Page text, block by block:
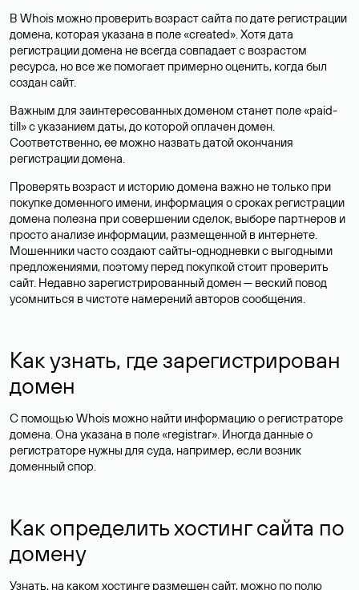
В Whois можно проверить возраст сайта по дате регистрации
домена, которая указана в поле «created». Хотя дата
регистрации домена не всегда совпадает с возрастом
ресурса, но все же помогает примерно оценить, когда был
создан сайт.
Важным для заинтересованных доменом станет поле «paid-
till» с указанием даты, до которой оплачен домен.
Соответственно, ее можно назвать датой окончания
регистрации домена.
Проверять возраст и историю домена важно не только при
покупке доменного имени, информация о сроках регистрации
домена полезна при совершении сделок, выборе партнеров и
просто анализе информации, размещенной в интернете.
Мошенники часто создают сайты-однодневки с выгодными
предложениями, поэтому перед покупкой стоит проверить
сайт. Недавно зарегистрированный домен — веский повод
усомниться в чистоте намерений авторов сообщения.
Как узнать, где зарегистрирован
домен
С помощью Whois можно найти информацию о регистраторе
домена. Она указана в поле «registrar». Иногда данные о
регистраторе нужны для суда, например, если возник
доменный спор.
Как определить хостинг сайта по
домену
Узнать, на каком хостинге размещен сайт, можно по полю